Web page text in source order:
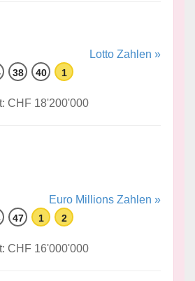
Lotto Zahlen »
38 40 1
CHF 18'200'000
Euro Millions Zahlen »
47 1 2
CHF 16'000'000